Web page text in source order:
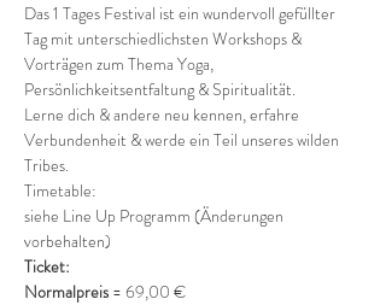
Das 1 Tages Festival ist ein wundervoll gefüllter
Tag mit unterschiedlichsten Workshops &
Vorträgen zum Thema Yoga,
Persönlichkeitsentfaltung & Spiritualität.
Lerne dich & andere neu kennen, erfahre
Verbundenheit & werde ein Teil unseres wilden
Tribes.
Timetable:
siehe Line Up Programm (Änderungen
vorbehalten)
Ticket:
Normalpreis = 69,00 €